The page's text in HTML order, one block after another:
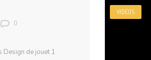
VIDEOS
0
Design de jouet 1